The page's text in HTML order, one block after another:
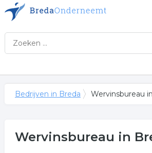
Bedrijven in Breda Wervinsbureau
Wervinsbureau in